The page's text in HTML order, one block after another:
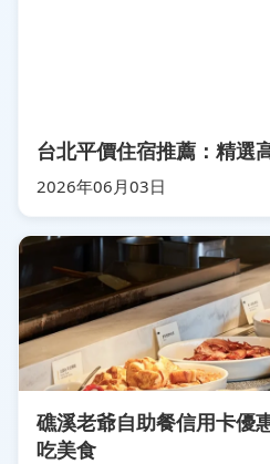
台北平價住宿推薦：精選
2026年06月03日
礁溪老爺自助餐信用卡優
吃美食